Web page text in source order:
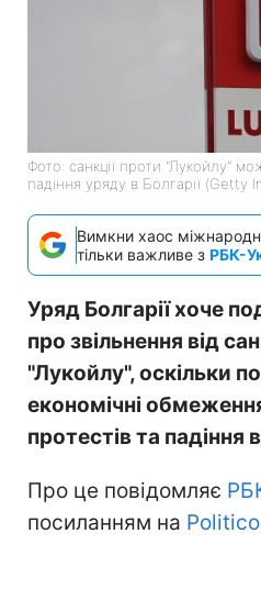
Фото: санкції проти "Лукойлу"
падіння уряду в Болгарії (Getty
Вимкни хаос
тільки важливе з РБК-
Уряд Болгарії хоче
про звільнення від
"Лукойлу", оскільки
економічні
протестів та падіння
Про це повідомляє
посиланням на Politico